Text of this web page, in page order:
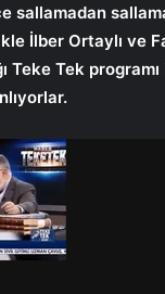
sallamadan
İlber Ortaylı ve
Teke Tek